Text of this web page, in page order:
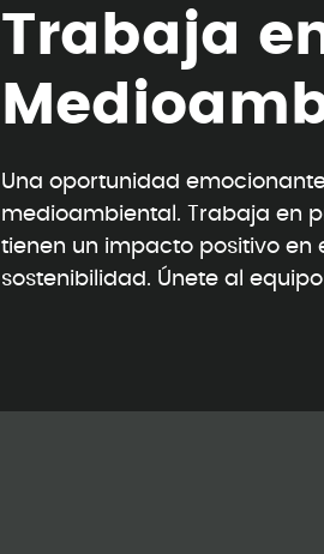
Trabaja e
M edioam
Una oportunidad
medioambiental. Trabaja en
tienen un impacto positivo en
sostenibilidad. Únete al